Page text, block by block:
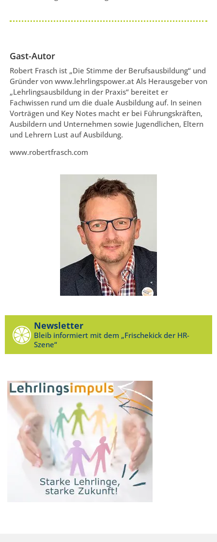
Gast-Autor
Robert Frasch ist „Die Stimme der Berufsausbildung“ und
Gründer von www.lehrlingspower.at Als Herausgeber von
„Lehrlingsausbildung in der Praxis“ bereitet er
Fachwissen rund um die duale Ausbildung auf. In seinen
Vorträgen und Key Notes macht er bei Führungskräften,
Ausbildern und Unternehmen sowie Jugendlichen, Eltern
und Lehrern Lust auf Ausbildung.
www.robertfrasch.com
Newsletter
Bleib informiert mit dem „Frischekick der HR-
Szene“